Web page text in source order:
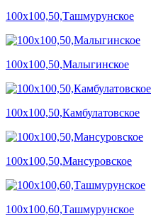
100х100,50,Ташмурунское
100х100,50,Малыгинское
100х100,50,Камбулатовское
100х100,50,Мансуровское
100х100,60,Ташмурунское